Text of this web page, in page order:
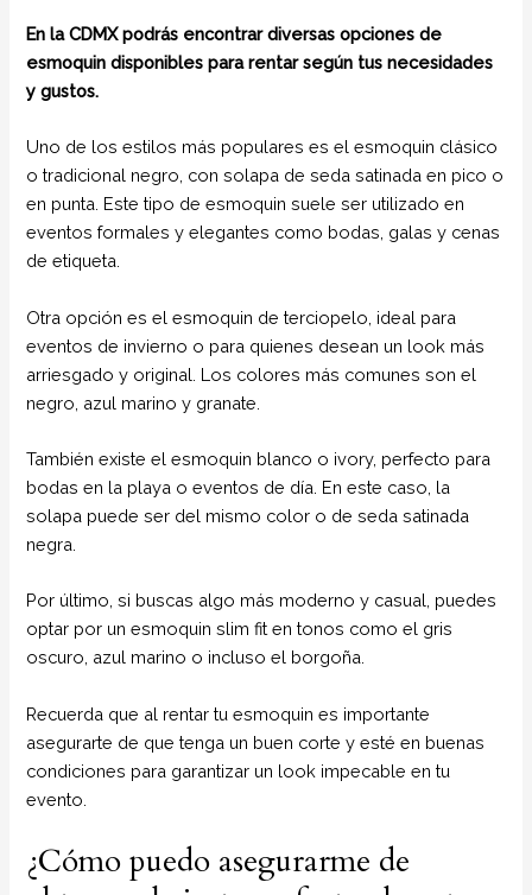
En la CDMX podrás encontrar diversas opciones de
esmoquin disponibles para rentar según tus necesidades
y gustos.
Uno de los estilos más populares es el esmoquin clásico
o tradicional negro, con solapa de seda satinada en pico o
en punta. Este tipo de esmoquin suele ser utilizado en
eventos formales y elegantes como bodas, galas y cenas
de etiqueta.
Otra opción es el esmoquin de terciopelo, ideal para
eventos de invierno o para quienes desean un look más
arriesgado y original. Los colores más comunes son el
negro, azul marino y granate.
También existe el esmoquin blanco o ivory, perfecto para
bodas en la playa o eventos de día. En este caso, la
solapa puede ser del mismo color o de seda satinada
negra.
Por último, si buscas algo más moderno y casual, puedes
optar por un esmoquin slim fit en tonos como el gris
oscuro, azul marino o incluso el borgoña.
Recuerda que al rentar tu esmoquin es importante
asegurarte de que tenga un buen corte y esté en buenas
condiciones para garantizar un look impecable en tu
evento.
¿Cómo puedo asegurarme de